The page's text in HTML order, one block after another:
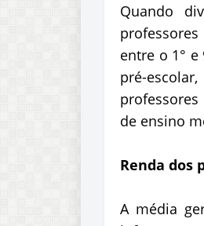
Quando
entre o 1°
pré-
de ensino
Renda dos
A média